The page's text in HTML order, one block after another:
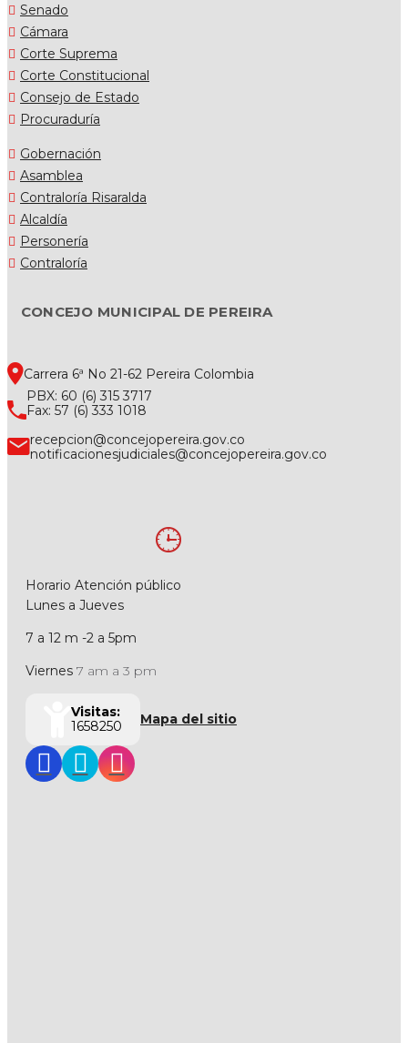
Senado
Cámara
Corte Suprema
Corte Constitucional
Consejo de Estado
Procuraduría
Gobernación
Asamblea
Contraloría Risaralda
Alcaldía
Personería
Contraloría
CONCEJO MUNICIPAL DE PEREIRA
Carrera 6ª No 21-62 Pereira Colombia
PBX: 60 (6) 315 3717
Fax: 57 (6) 333 1018
recepcion@concejopereira.gov.co
notificacionesjudiciales@concejopereira.gov.co
Horario Atención público
Lunes a Jueves
7 a 12 m -2 a 5pm
Viernes 7 am a 3 pm
Visitas:
1658250
Mapa del sitio